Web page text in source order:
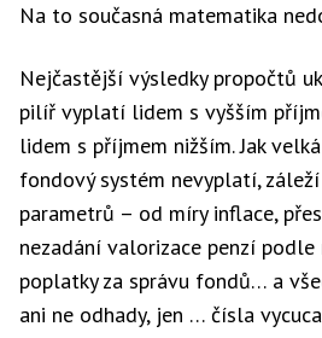
Na to současná matematika
Nejčastější výsledky propočtů
pilíř vyplatí lidem s vyšším
lidem s příjmem nižším. Jak
fondový systém nevyplatí,
parametrů – od míry inflace,
nezadání valorizace penzí podle
poplatky za správu fondů… a
ani ne odhady, jen … čísla